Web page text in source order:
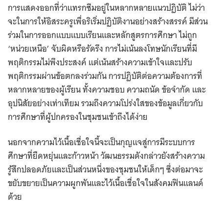
การแสดงออกที่ว่าแทรกซึมอยู่ในหลากหลายแนวปฏิบัติ ไม่ว่า
จะในการให้อิสระครูเพื่อริเริ่มปฏิบัติงานอย่างสร้างสรรค์ มีส่วน
ร่วมในการออกแบบแบบเรียนและหลักสูตรการศึกษา ไม่ถูก
‘หน่วยเหนือ’ จับผิดหรือรัดรึง การไม่เน้นลงโทษนักเรียนที่มี
พฤติกรรมไม่พึงประสงค์ แต่เน้นสร้างความเข้าใจและปรับ
พฤติกรรมผ่านข้อตกลงร่วมกัน การปฏิบัติต่อความต้องการที่
หลากหลายของผู้เรียน ทั้งความชอบ ความถนัด ข้อจำกัด และ
อุปนิสัยอย่างเท่าเทียม รวมถึงความโปร่งใสของข้อมูลเกี่ยวกับ
การศึกษาที่ผู้ปกครองในชุมชนเข้าถึงได้ง่าย
นอกจากความไว้เนื้อเชื่อใจนี้จะเป็นกุญแจสู่การมีระบบการ
ศึกษาที่ยืดหยุ่นและก้าวหน้า วัฒนธรรมดังกล่าวยังสร้างความ
รู้สึกปลอดภัยและเป็นส่วนหนึ่งของชุมชนให้เด็กๆ ซึ่งต่อมาจะ
ขยับขยายเป็นความผูกพันและไว้เนื้อเชื่อใจในสังคมฟินแลนด์
ด้วย